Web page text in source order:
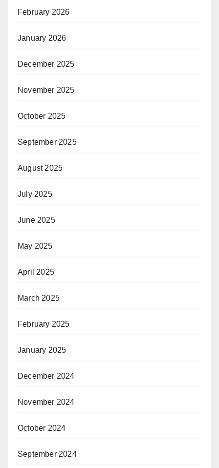
February 2026
January 2026
December 2025
November 2025
October 2025
September 2025
August 2025
July 2025
June 2025
May 2025
April 2025
March 2025
February 2025
January 2025
December 2024
November 2024
October 2024
September 2024